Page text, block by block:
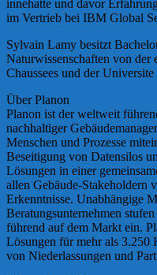
innehatte und davor
im Vertrieb bei IBM Global
Sylvain Lamy besitzt
Naturwissenschaften von der
Chaussees und der
Über Planon
Planon ist der weltweit
nachhaltiger
Menschen und Prozesse
Beseitigung von Datensilos
Lösungen in einer
allen Gebäude-Stakeholdern
Erkenntnisse. Unabhängige
Beratungsunternehmen
führend auf dem Markt ein.
Lösungen für mehr als 3.250
von Niederlassungen und